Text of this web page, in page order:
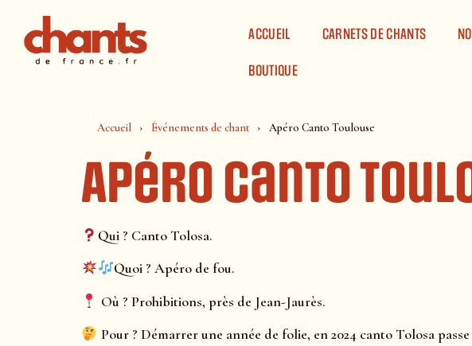
ACCUEIL
CARNETS DE CHANTS
BOUTIQUE
Accueil Événements de chant Apéro Canto Toulouse
Apéro Canto
Qui ? Canto Tolosa.
Quoi ? Apéro de fou.
Où ? Prohibitions, près de Jean-Jaurès.
Pour ? Démarrer une année de folie, en 2024 canto Tolosa